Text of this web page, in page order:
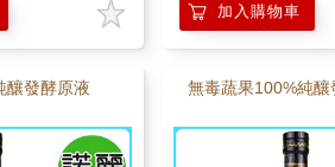
加入購物車
釀發酵原液 無毒蔬果100%純釀